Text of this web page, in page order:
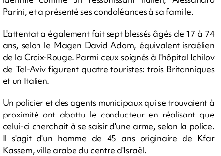
Parini, et a présenté ses condoléances à sa famille.
L'attentat a également fait sept blessés âgés de 17 à 74
ans, selon le Magen David Adom, équivalent israélien
de la Croix-Rouge. Parmi ceux soignés à l'hôpital Ichilov
de Tel-Aviv figurent quatre touristes: trois Britanniques
et un Italien.
Un policier et des agents municipaux qui se trouvaient à
proximité ont abattu le conducteur en réalisant que
celui-ci cherchait à se saisir d'une arme, selon la police.
Il s'agit d'un homme de 45 ans originaire de Kfar
Kassem, ville arabe du centre d'Israël.